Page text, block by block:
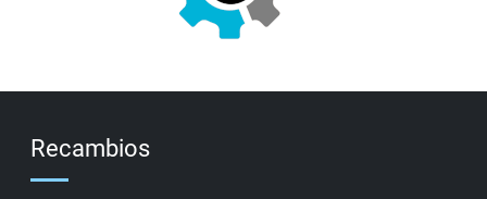
Recambios